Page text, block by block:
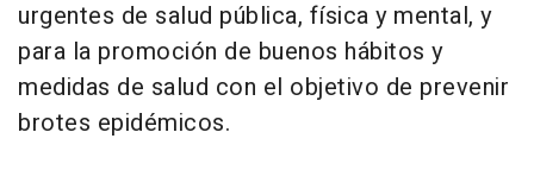
urgentes de salud pública, física y mental, y
para la promoción de buenos hábitos y
medidas de salud con el objetivo de prevenir
brotes epidémicos.